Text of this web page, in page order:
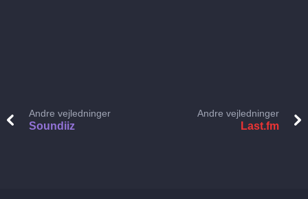
Andre vejledninger
Soundiiz
Andre vejledninger
Last.fm